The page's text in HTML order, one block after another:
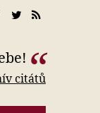
citátů